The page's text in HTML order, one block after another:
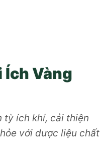
Ích Vàng
tỳ ích khí, cải thiện
với dược liệu chất